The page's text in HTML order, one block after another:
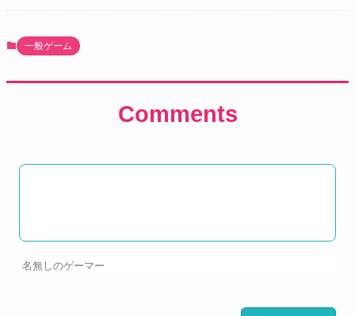
一般ゲーム
Comments